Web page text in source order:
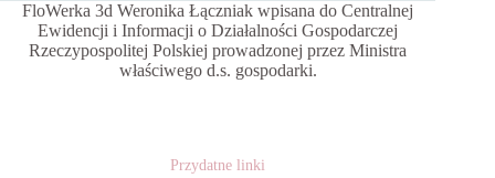
FloWerka 3d Weronika Łączniak wpisana do Centralnej
Ewidencji i Informacji o Działalności Gospodarczej
Rzeczypospolitej Polskiej prowadzonej przez Ministra
właściwego d.s. gospodarki.
Przydatne linki